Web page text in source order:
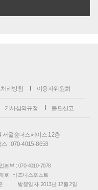
리방침 이용자위원회
기사심의규정 불편신고
서울숲더스페이스 12층
스 : 070-4015-8658
본부 : 070-4010-7078
호 : 비즈니스포스트
발행일자: 2013년 12월 2일